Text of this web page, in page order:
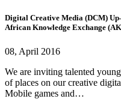
Digital Creative Media (DCM)
African Knowledge Exchange
08, April 2016
We are inviting talented
of places on our creative
Mobile games and…